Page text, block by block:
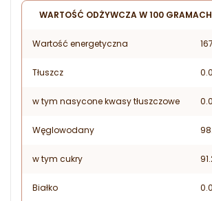
WARTOŚĆ ODŻYWCZA W 100
Wartość energetyczna
Tłuszcz
w tym nasycone kwasy tłuszczowe
Węglowodany
w tym cukry
Białko